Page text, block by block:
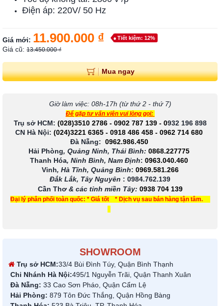
Điện áp: 220V/ 50 Hz
Giá mới: 11.900.000 ₫ Tiết kiệm: 12%
Giá cũ: 13.450.000 ₫
Mua ngay
Giờ làm việc: 08h-17h (từ thứ 2 - thứ 7)
Để gặp tư vấn viên vui lòng gọi:
Trụ sở HCM: (028)3510 2786 - 0902 787 139- 0932 196 898
CN Hà Nội: (024)3221 6365 - 0918 486 458 - 0962 714 680
Đà Nẵng: 0962.986.450
Hải Phòng, Quảng Ninh, Thái Bình: 0868.227775
Thanh Hóa, Ninh Bình, Nam Định: 0963.040.460
Vinh, Hà Tĩnh, Quảng Bình: 0969.581.266
Đắk Lắk, Tây Nguyên : 0984.762.139
Cần Thơ & các tỉnh miền Tây: 0938 704 139
Đại lý phân phối toàn quốc: * Giá tốt * Dịch vụ sau bán hàng tận tâm.
SHOWROOM
Trụ sở HCM:33/4 Bùi Đình Túy, Quận Bình Thạnh
Chi Nhánh Hà Nội:495/1 Nguyễn Trãi, Quận Thanh Xuân
Đà Nẵng: 33 Cao Sơn Pháo, Quận Cẩm Lệ
Hải Phòng: 879 Tôn Đức Thắng, Quận Hồng Bàng